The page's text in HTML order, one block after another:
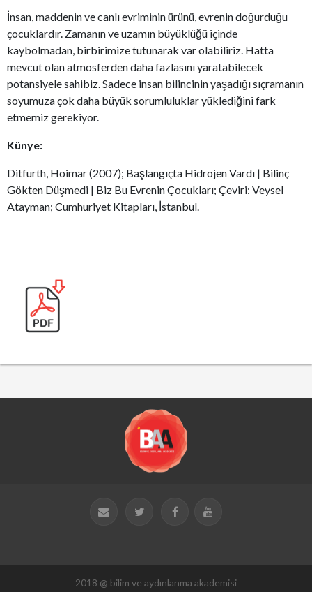
İnsan, maddenin ve canlı evriminin ürünü, evrenin doğurduğu
çocuklardır. Zamanın ve uzamın büyüklüğü içinde
kaybolmadan, birbirimize tutunarak var olabiliriz. Hatta
mevcut olan atmosferden daha fazlasını yaratabilecek
potansiyele sahibiz. Sadece insan bilincinin yaşadığı sıçramanın
soyumuza çok daha büyük sorumluluklar yüklediğini fark
etmemiz gerekiyor.
Künye:
Ditfurth, Hoimar (2007); Başlangıçta Hidrojen Vardı | Bilinç
Gökten Düşmedi | Biz Bu Evrenin Çocukları; Çeviri: Veysel
Atayman; Cumhuriyet Kitapları, İstanbul.
2018 @ bilim ve aydınlanma akademisi